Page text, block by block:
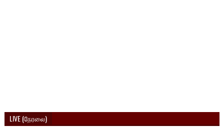
LIVE (நேரலை)